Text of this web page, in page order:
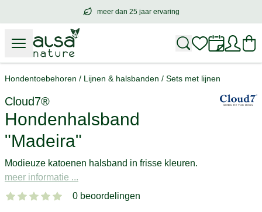
meer dan 25 jaar ervaring
meer dan25 jaar ervaring
Hondentoebehoren / Lijnen & halsbanden / Sets met lijnen
Cloud7®
Hondenhalsband
"Madeira"
Modieuze katoenen halsband in frisse kleuren.
meer informatie ...
0 beoordelingen